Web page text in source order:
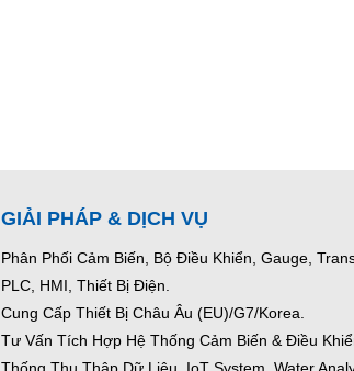
GIẢI PHÁP & DỊCH VỤ
Phân Phối Cảm Biến, Bộ Điều Khiển, Gauge,
PLC, HMI, Thiết Bị Điện.
Cung Cấp Thiết Bị Châu Âu (EU)/G7/Korea.
Tư Vấn Tích Hợp Hệ Thống Cảm Biến & Điều